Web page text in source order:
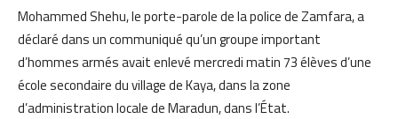
Mohammed Shehu, le porte-parole de la police deZamfara, a
déclaré dans un communiqué qu’un groupe important
d’hommes armés avait enlevé mercredi matin 73 élèves d’une
école secondaire du village de Kaya, dans la zone
d’administration locale deMaradun, dans l’État.